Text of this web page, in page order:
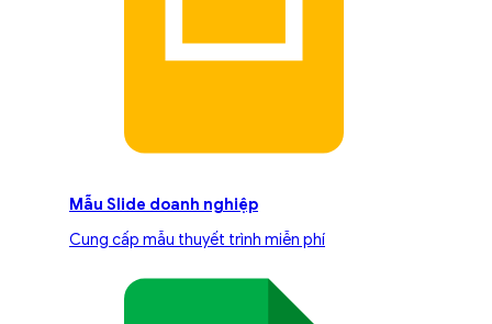
Mẫu Slide doanh nghiệp
Cung cấp mẫu thuyết trình miễn phí